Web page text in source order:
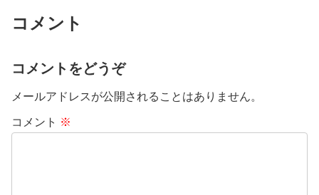
コメント
コメントをどうぞ
メールアドレスが公開されることはありません。
コメント ※